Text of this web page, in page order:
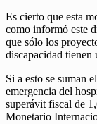
Es cierto que esta
como informó este
que sólo los
discapacidad tienen
Si a esto se suman
emergencia del
superávit fiscal de
Monetario